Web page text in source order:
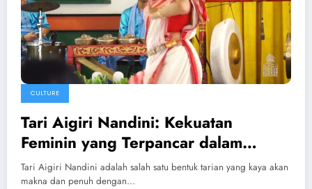
CULTURE
Tari Aigiri Nandini: Kekuatan
Feminin yang Terpancar dalam
Setiap Gerakan
Tari Aigiri Nandini adalah salah satu bentuk tarian yang kaya akan
makna dan penuh dengan…